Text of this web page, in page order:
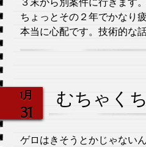
３末から別案件に行きます
ちょっとその２年でかなり
本当に心配です。技術的な
1月
31
むちゃく
ゲロはきそうとかじゃない